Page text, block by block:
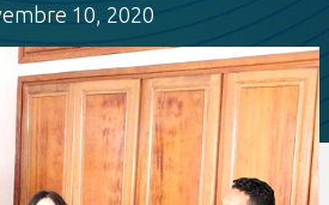
10, 2020